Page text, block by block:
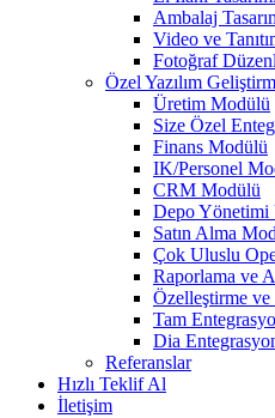
Ambalaj
Video ve
Fotoğraf
Özel Yazılım
Üretim Modülü
Size Özel
Finans Modülü
IK/Personel
CRM Modülü
Depo
Satın Alma
Çok Uluslu
Raporlama ve
Özelleştirme
Tam
Dia
Referanslar
Hızlı Teklif Al
İletişim